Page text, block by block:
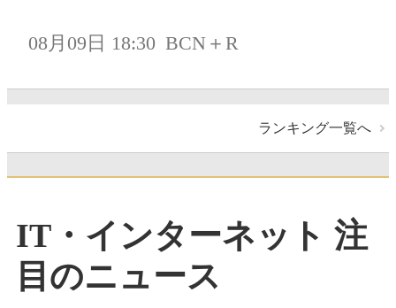
08月09日 18:30 BCN＋R
ランキング一覧へ
IT・インターネット 注
目のニュース